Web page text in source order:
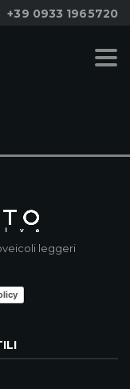
+39 0933 1965720
leggeri